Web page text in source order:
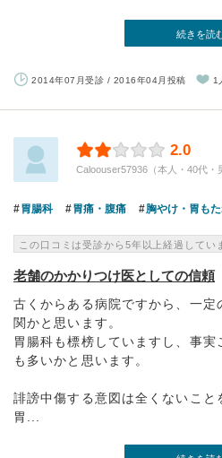
続きを読
2014年07月受診 / 2016年04月投稿 1
2.0
Caloouser57936（本人・40代・
胃腸科 胃痛・腹痛 胸やけ・胃も
この口コミは受診から5年以上経過してい
老舗のかかりつけ医としての信頼
古くからある病院ですから、一定
関かと思います。
胃腸科も標榜していますし、事
も多いかと思います。
誹謗中傷する意図は全くないこと
胃...